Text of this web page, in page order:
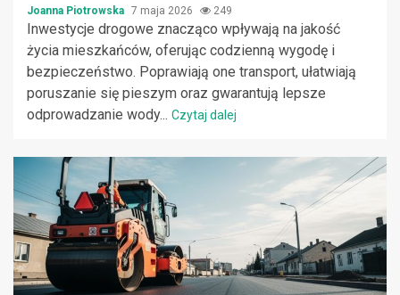
Joanna Piotrowska 7 maja 2026 249
Inwestycje drogowe znacząco wpływają na jakość
życia mieszkańców, oferując codzienną wygodę i
bezpieczeństwo. Poprawiają one transport, ułatwiają
poruszanie się pieszym oraz gwarantują lepsze
odprowadzanie wody... Czytaj dalej